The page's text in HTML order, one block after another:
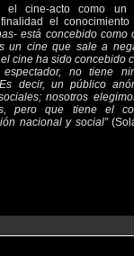
el cine-acto como un
el
está concebido como
un cine que sale a
cine ha sido concebido
no tiene
decir, un público
nosotros
pero que tiene el
nacional y social”